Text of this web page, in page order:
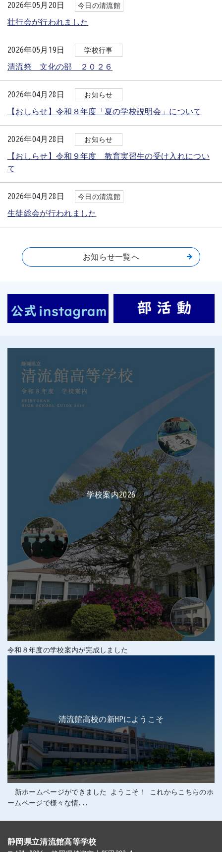
2026年05月20日 今日の清流館
壮行会が行われました
2026年05月19日 学校行事
清流祭 文化の部 ２０２６
2026年04月28日 お知らせ
【おしらせ】令和８年度「夏の学校説明会」について
2026年04月28日 お知らせ
【おしらせ】令和９年度 教育実習生の受け入れについ
て
2026年04月28日 今日の清流館
生徒総会が行われました
お知らせ一覧へ
学校案内2026
令和８年度の学校案内が完成しました
清流館高校の新HPにようこそ
新ホームページができました ようこそ！ これからこちらのホ
ームページで様々な情...
静岡県立清流館高等学校